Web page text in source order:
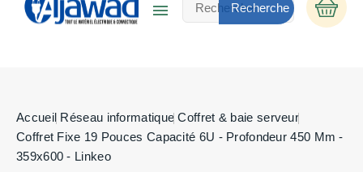
 Recherche
Accueil Réseau informatique Coffret & baie serveur
Coffret Fixe 19 Pouces Capacité 6U - Profondeur 450 Mm -
359x600 - Linkeo